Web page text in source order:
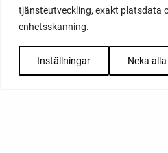
tjänsteutveckling, exakt platsdata
enhetsskanning.
Inställningar Neka alla